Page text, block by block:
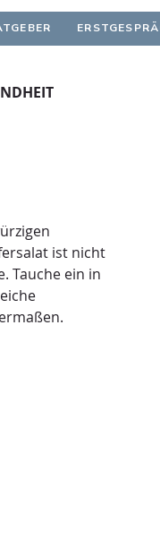
ist nicht
Tauche ein in